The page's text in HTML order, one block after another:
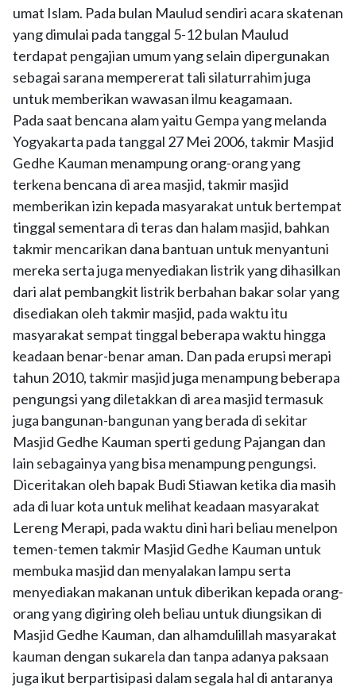
umat Islam. Pada bulan Maulud sendiri acara skatenan
yang dimulai pada tanggal 5-12 bulan Maulud
terdapat pengajian umum yang selain dipergunakan
sebagai sarana mempererat tali silaturrahim juga
untuk memberikan wawasan ilmu keagamaan.
Pada saat bencana alam yaitu Gempa yang melanda
Yogyakarta pada tanggal 27 Mei 2006, takmir Masjid
Gedhe Kauman menampung orang-orang yang
terkena bencana di area masjid, takmir masjid
memberikan izin kepada masyarakat untuk bertempat
tinggal sementara di teras dan halam masjid, bahkan
takmir mencarikan dana bantuan untuk menyantuni
mereka serta juga menyediakan listrik yang dihasilkan
dari alat pembangkit listrik berbahan bakar solar yang
disediakan oleh takmir masjid, pada waktu itu
masyarakat sempat tinggal beberapa waktu hingga
keadaan benar-benar aman. Dan pada erupsi merapi
tahun 2010, takmir masjid juga menampung beberapa
pengungsi yang diletakkan di area masjid termasuk
juga bangunan-bangunan yang berada di sekitar
Masjid Gedhe Kauman sperti gedung Pajangan dan
lain sebagainya yang bisa menampung pengungsi.
Diceritakan oleh bapak Budi Stiawan ketika dia masih
ada di luar kota untuk melihat keadaan masyarakat
Lereng Merapi, pada waktu dini hari beliau menelpon
temen-temen takmir Masjid Gedhe Kauman untuk
membuka masjid dan menyalakan lampu serta
menyediakan makanan untuk diberikan kepada orang-
orang yang digiring oleh beliau untuk diungsikan di
Masjid Gedhe Kauman, dan alhamdulillah masyarakat
kauman dengan sukarela dan tanpa adanya paksaan
juga ikut berpartisipasi dalam segala hal di antaranya